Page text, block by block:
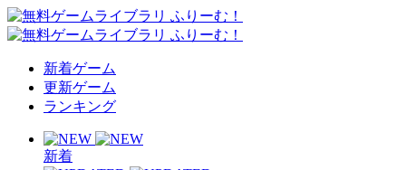
新着ゲーム
更新ゲーム
ランキング
新着